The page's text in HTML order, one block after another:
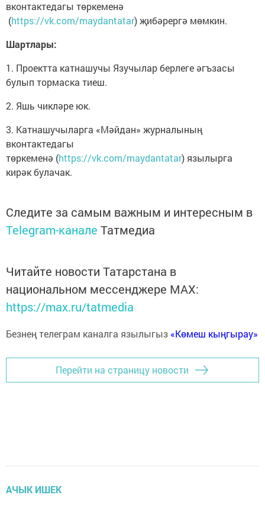
вконтактедагы төркеменә
(https://vk.com/maydantatar) җибәрергә мөмкин.
Шартлары:
1. Проектта катнашучы Язучылар берлеге әгъзасы
булып тормаска тиеш.
2. Яшь чикләре юк.
3. Катнашучыларга «Мәйдан» журналының
вконтактедагы
төркеменә (https://vk.com/maydantatar) язылырга
кирәк булачак.
Следите за самым важным и интересным в
Telegram-канале Татмедиа
Читайте новости Татарстана в
национальном мессенджере MАХ:
https://max.ru/tatmedia
Безнең телеграм каналга язылыгыз «Көмеш кыңгырау»
Перейти на страницу новости
АЧЫК ИШЕК